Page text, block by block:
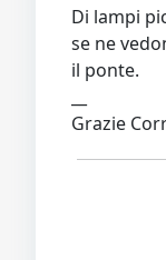
Di lampi
se ne
il ponte.
Grazie